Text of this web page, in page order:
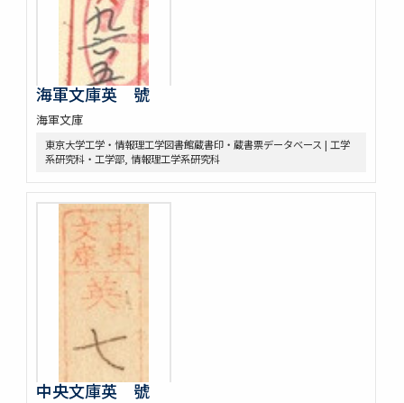
海軍文庫英 號
海軍文庫
東京大学工学・情報理工学図書館蔵書印・蔵書票データベース | 工学
系研究科・工学部, 情報理工学系研究科
中央文庫英 號